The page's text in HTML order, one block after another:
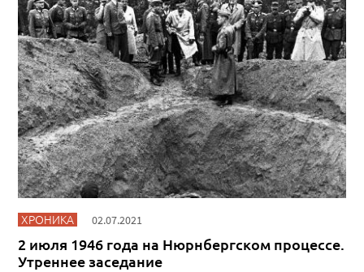
ХРОНИКА 02.07.2021
2 июля 1946 года на Нюрнбергском процессе.
Утреннее заседание